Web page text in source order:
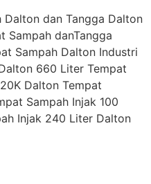
Dalton dan Tangga Dalton
Sampah danTangga
Sampah Dalton Industri
660 Liter Tempat
Dalton Tempat
Sampah Injak 100
Injak 240 Liter Dalton